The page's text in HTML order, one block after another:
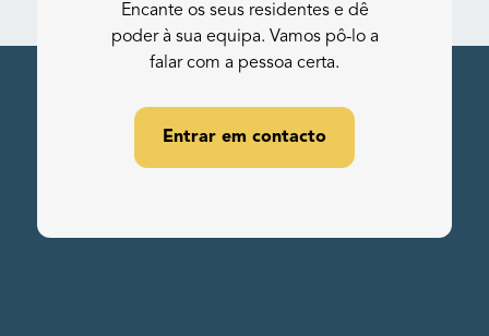
Encante os seus residentes e dê
poder à sua equipa. Vamos pô-lo a
falar com a pessoa certa.
Entrar em contacto